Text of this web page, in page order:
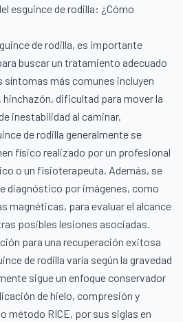
esguince de rodilla: ¿Cómo
de rodilla, es importante
buscar un tratamiento adecuado
síntomas más comunes incluyen
dificultad para mover la
inestabilidad al caminar.
de rodilla generalmente se
físico realizado por un profesional
o un fisioterapeuta. Además, se
diagnóstico por imágenes, como
magnéticas, para evaluar el alcance
posibles lesiones asociadas.
para una recuperación exitosa
de rodilla varía según la gravedad
sigue un enfoque conservador
de hielo, compresión y
método RICE, por sus siglas en